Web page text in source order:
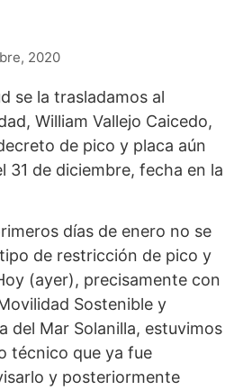
2020
se la trasladamos al
William Vallejo Caicedo,
de pico y placa aún
31 de diciembre, fecha en la
días de enero no se
de restricción de pico y
(ayer), precisamente con
Sostenible y
del Mar Solanilla, estuvimos
técnico que ya fue
y posteriormente